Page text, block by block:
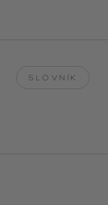
SLOVNÍK
€24,90
SOLEILLE